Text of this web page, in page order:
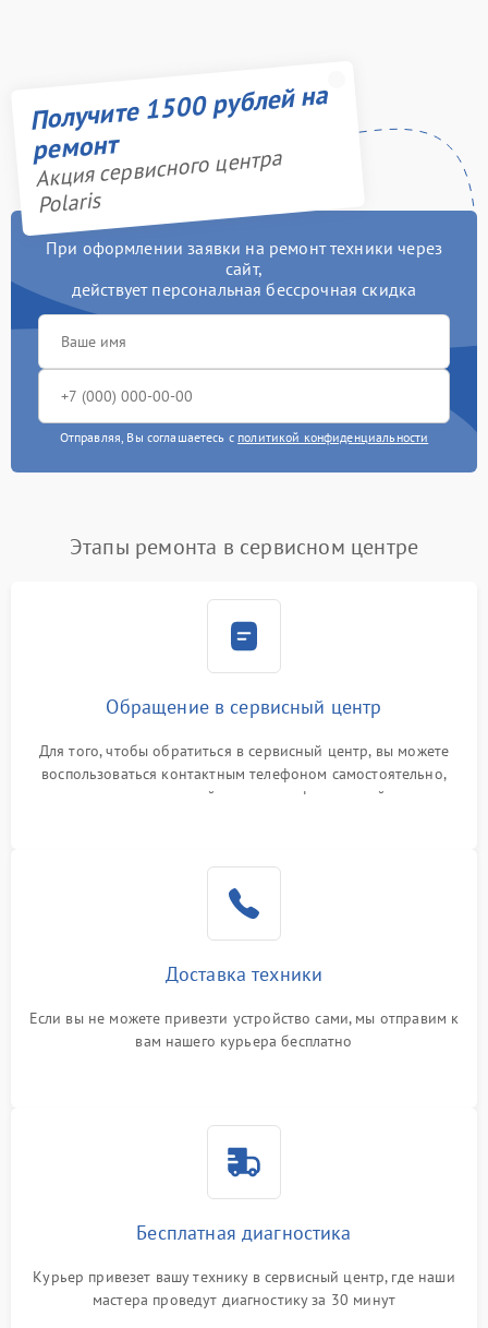
Получите 1500 рублей на
ремонт
Акция сервисного центра
Polaris
При оформлении заявки на ремонт техники через
сайт,
действует персональная бессрочная скидка
Отправляя, Вы соглашаетесь с политикой конфиденциальности
Этапы ремонта в сервисном центре
Обращение в сервисный центр
Для того, чтобы обратиться в сервисный центр, вы можете
воспользоваться контактным телефоном самостоятельно,
или оставить свой номер телефона на сайте
Доставка техники
Если вы не можете привезти устройство сами, мы отправим к
вам нашего курьера бесплатно
Бесплатная диагностика
Курьер привезет вашу технику в сервисный центр, где наши
мастера проведут диагностику за 30 минут